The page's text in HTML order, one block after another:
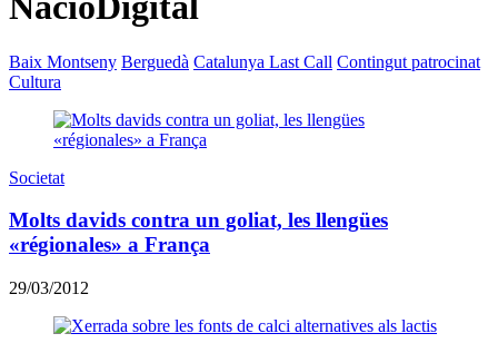
Baix Montseny Berguedà Catalunya Last Call Contingut patrocinat
Cultura
Societat
Molts davids contra un goliat, les llengües
«régionales» a França
29/03/2012